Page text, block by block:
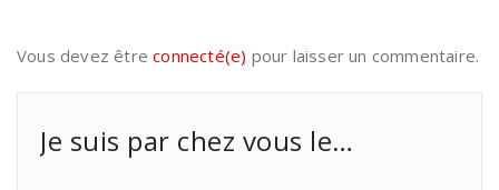
Vous devez êtreconnecté(e) pour laisser un commentaire.
Je suis par chez vous le…